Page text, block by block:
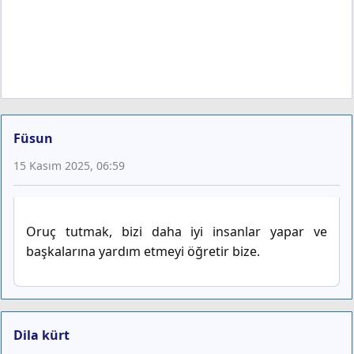
Füsun
15 Kasım 2025, 06:59
Oruç tutmak, bizi daha iyi insanlar yapar ve
başkalarına yardım etmeyi öğretir bize.
Dila kürt